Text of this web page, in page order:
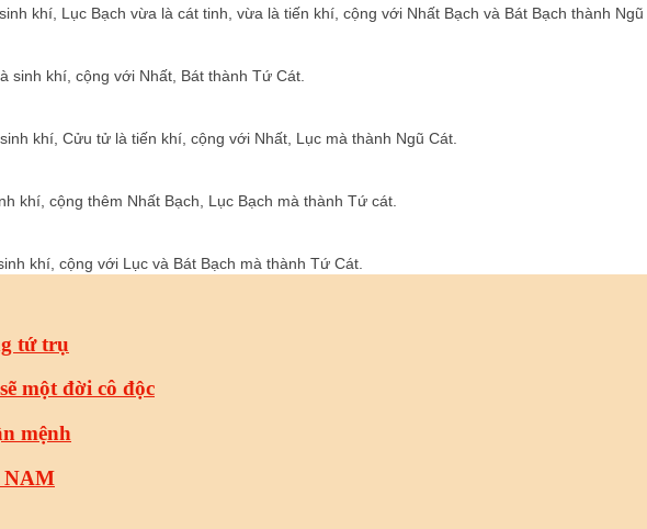
khí, Lục Bạch vừa là cát tinh, vừa là tiến khí, cộng với Nhất Bạch và Bát Bạch thành Ngũ
sinh khí, cộng với Nhất, Bát thành Tứ Cát.
khí, Cửu tử là tiến khí, cộng với Nhất, Lục mà thành Ngũ Cát.
khí, cộng thêm Nhất Bạch, Lục Bạch mà thành Tứ cát.
khí, cộng với Lục và Bát Bạch mà thành Tứ Cát.
tứ trụ
một đời cô độc
mệnh
NAM